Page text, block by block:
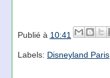
Publié à 10:41
Labels: Disneyland Paris,